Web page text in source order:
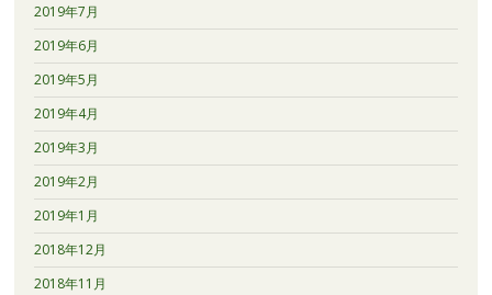
2019年7月
2019年6月
2019年5月
2019年4月
2019年3月
2019年2月
2019年1月
2018年12月
2018年11月